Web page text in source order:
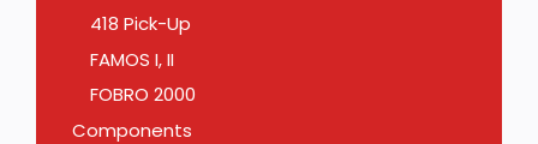
418 Pick-Up
FAMOS I, II
FOBRO 2000
Components